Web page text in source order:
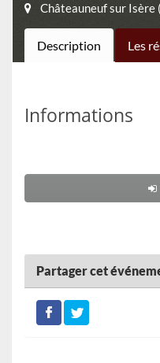
Châteauneuf sur Isère
Description Les
Informations
Partager cet